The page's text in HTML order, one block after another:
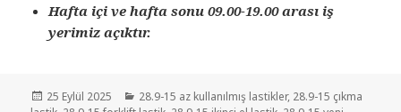
Hafta içi ve hafta sonu 09.00-19.00 arası iş
yerimiz açıktır.
Yayın
25 Eylül 2025 Kategoriler
28.9-15 az kullanılmış lastikler, 28.9-15 çıkma